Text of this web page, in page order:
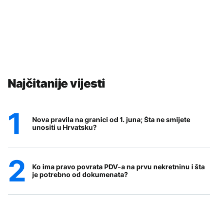
Najčitanije vijesti
Nova pravila na granici od 1. juna; Šta ne smijete
unositi u Hrvatsku?
Ko ima pravo povrata PDV-a na prvu nekretninu i šta
je potrebno od dokumenata?